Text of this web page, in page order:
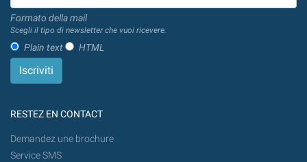
Formato della mail
Scegli il tipo di newsletter che vuoi ricevere.
Plain text HTML
RESTEZ EN CONTACT
Demandez une brochure
Service SMS